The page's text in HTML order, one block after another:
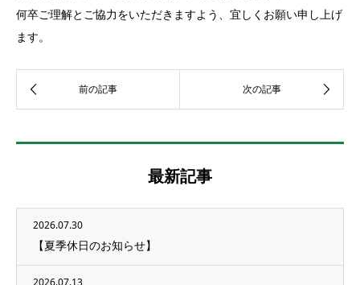
何卒ご理解とご協力をいただきますよう、宜しくお願い申し上げ
ます。
最新記事
2026.07.30
【夏季休日のお知らせ】
2026.07.13